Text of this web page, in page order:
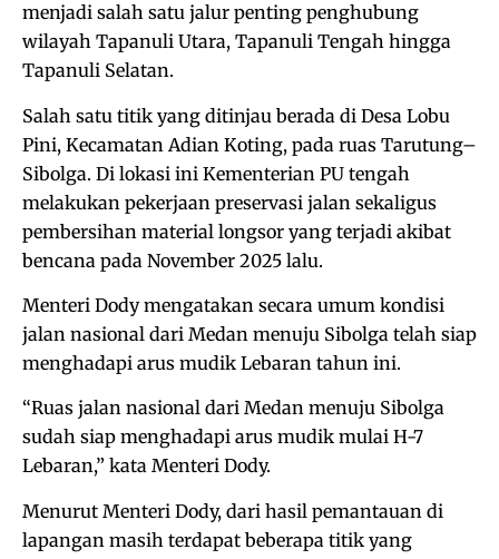
menjadi salah satu jalur penting penghubung
wilayah Tapanuli Utara, Tapanuli Tengah hingga
Tapanuli Selatan.
Salah satu titik yang ditinjau berada di Desa Lobu
Pini, Kecamatan Adian Koting, pada ruas Tarutung–
Sibolga. Di lokasi ini Kementerian PU tengah
melakukan pekerjaan preservasi jalan sekaligus
pembersihan material longsor yang terjadi akibat
bencana pada November 2025 lalu.
Menteri Dody mengatakan secara umum kondisi
jalan nasional dari Medan menuju Sibolga telah siap
menghadapi arus mudik Lebaran tahun ini.
“Ruas jalan nasional dari Medan menuju Sibolga
sudah siap menghadapi arus mudik mulai H-7
Lebaran,” kata Menteri Dody.
Menurut Menteri Dody, dari hasil pemantauan di
lapangan masih terdapat beberapa titik yang